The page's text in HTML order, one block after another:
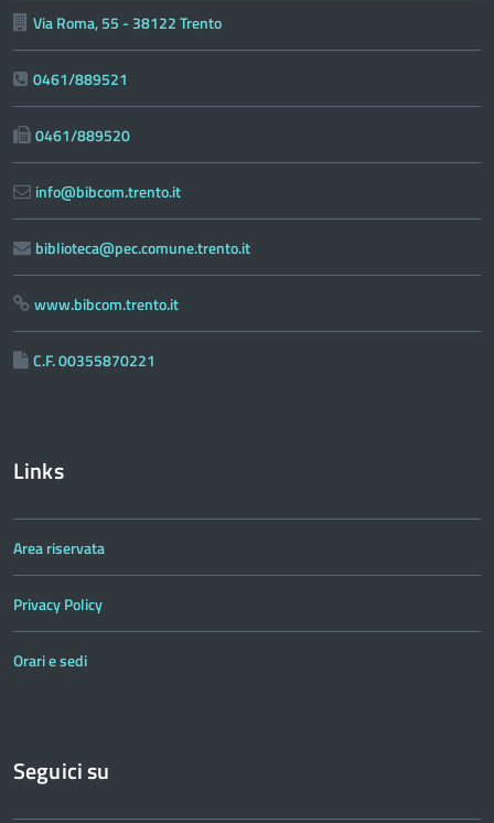
Via Roma, 55 - 38122 Trento
0461/889521
0461/889520
info@bibcom.trento.it
biblioteca@pec.comune.trento.it
www.bibcom.trento.it
C.F. 00355870221
Links
Area riservata
Privacy Policy
Orari e sedi
Seguici su